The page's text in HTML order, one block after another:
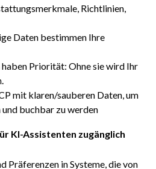
Richtlinien,
Daten bestimmen Ihre
Priorität: Ohne sie wird Ihr
mit klaren/sauberen Daten, um
buchbar zu werden
KI-Assistenten zugänglich
Präferenzen in Systeme, die von